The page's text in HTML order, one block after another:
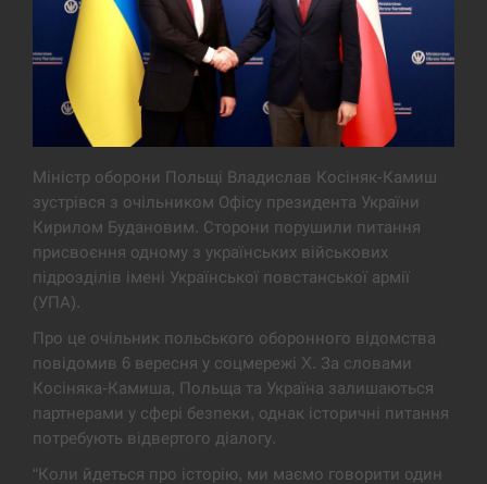
Экс-послу в США Стефанишиной вручили новое
подозрение и избирают меру…
СЕРПЕНЬ
У Росії розгортається ракетний підрозділ КНДР –
Reuters
СЕРПЕНЬ
14:23
Поставки ракет для ПВО сократились втрое,
хотя у партнеров они…
СЕРПЕНЬ
У Румунії затоплять чотири баржі для
збільшення потоку води до…
СЕРПЕНЬ
Міністр оборони Польщі Владислав Косіняк-Камиш
зустрівся з очільником Офісу президента України
Кирилом Будановим. Сторони порушили питання
присвоєння одному з українських військових
підрозділів імені Української повстанської армії
(УПА).
Про це очільник польського оборонного відомства
повідомив 6 вересня у соцмережі X. За словами
Косіняка-Камиша, Польща та Україна залишаються
партнерами у сфері безпеки, однак історичні питання
потребують відвертого діалогу.
“Коли йдеться про історію, ми маємо говорити один